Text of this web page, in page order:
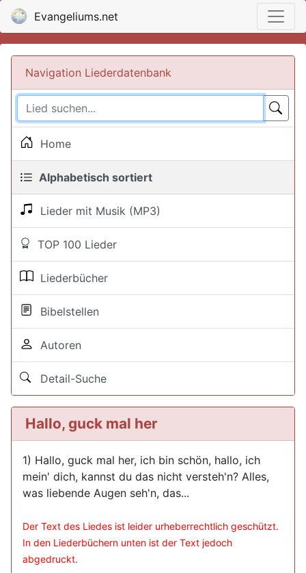
Evangeliums.net
Navigation Liederdatenbank
Home
Alphabetisch sortiert
Lieder mit Musik (MP3)
TOP 100 Lieder
Liederbücher
Bibelstellen
Autoren
Detail-Suche
Hallo, guck mal her
1) Hallo, guck mal her, ich bin schön, hallo, ich
mein' dich, kannst du das nicht versteh'n? Alles,
was liebende Augen seh'n, das...
Der Text des Liedes ist leider urheberrechtlich geschützt.
In den Liederbüchern unten ist der Text jedoch
abgedruckt.